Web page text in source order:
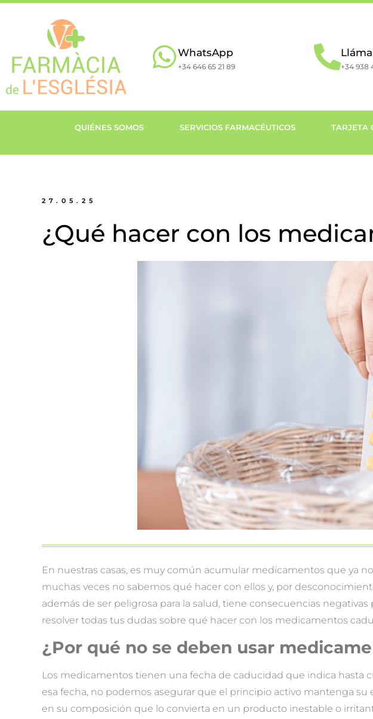
WhatsApp
+34 646 65 21 89 +34 938
QUIÉNES SOMOS SERVICIOS FARMACÉUTICOS TARJETA
27.05.25
¿Qué hacer con los
En nuestras casas, es muy común acumular medicamentos que ya
muchas veces no sabemos qué hacer con ellos y, por
además de ser peligrosa para la salud, tiene consecuencias
resolver todas tus dudas sobre qué hacer con los medicamentos
¿Por qué no se deben usar
Los medicamentos tienen una fecha de caducidad que indica hasta
esa fecha, no podemos asegurar que el principio activo mantenga
en su composición que lo convierta en un producto inestable o